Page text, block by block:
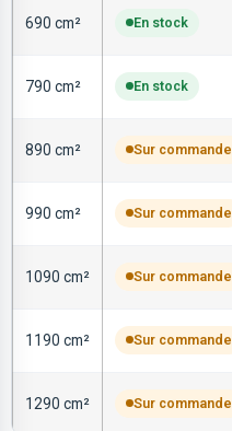
690 cm² En stock
790 cm² En stock
890 cm² Sur commande
990 cm² Sur commande
1090 cm² Sur commande
1190 cm² Sur commande
1290 cm² Sur commande